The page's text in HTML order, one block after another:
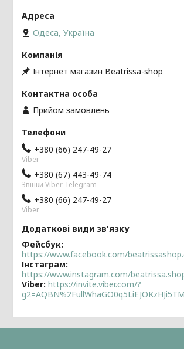
Одеса, Україна
Інтернет магазин Beatrissa-shop
Прийом замовлень
+380 (66) 247-49-27
Viber
+380 (67) 443-49-74
Звінки Viber Telegram
+380 (66) 247-49-27
Viber
Фейсбук
https://www.facebook.com/
Інстаграм
https://www.instagram.com/
Viber https://invite.viber.com/?